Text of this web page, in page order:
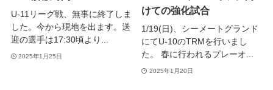
U-11リーグ戦、無事に終了しま
した。今から現地を出ます。送
迎の選手は17:30頃より...
2025年1月25日
けての強化試合
1/19(日)、シーメートグランド
にてU-10のTRMを行いまし
た。 春に行われるプレーオ...
2025年1月20日